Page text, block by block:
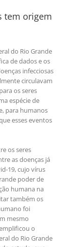
tem origem
do Rio Grande
de dados e os
infecciosas
circulavam
os seres
espécie de
para humanos
esses eventos
os seres
as doenças já
19, cujo vírus
poder de
humana na
também os
foi
mesmo
o
do Rio Grande